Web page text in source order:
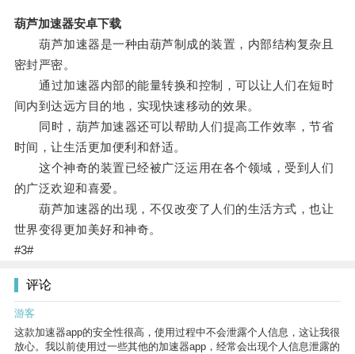
葫芦加速器安卓下载
葫芦加速器是一种由葫芦制成的装置，内部结构复杂且
密封严密。
通过加速器内部的能量转换和控制，可以让人们在短时
间内到达远方目的地，实现快速移动的效果。
同时，葫芦加速器还可以帮助人们提高工作效率，节省
时间，让生活更加便利和舒适。
这个神奇的装置已经被广泛运用在各个领域，受到人们
的广泛欢迎和喜爱。
葫芦加速器的出现，不仅改变了人们的生活方式，也让
世界变得更加美好和神奇。
#3#
评论
游客
这款加速器app的安全性很高，使用过程中不会泄露个人信息，这让我很
放心。我以前使用过一些其他的加速器app，经常会出现个人信息泄露的